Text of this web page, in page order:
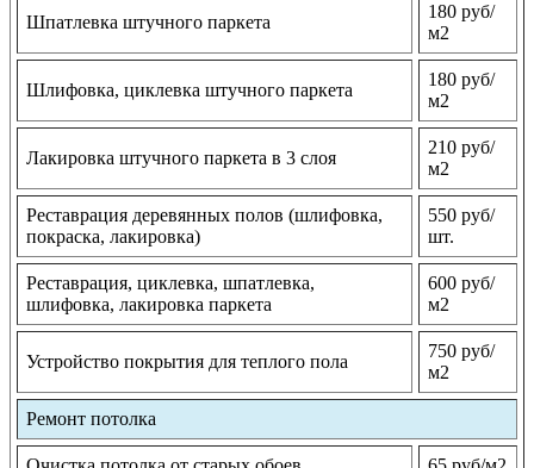
Шпатлевка штучного паркета
180 руб/
м2
Шлифовка, циклевка штучного паркета
180 руб/
м2
Лакировка штучного паркета в 3 слоя
210 руб/
м2
Реставрация деревянных полов (шлифовка,
покраска, лакировка)
550 руб/
шт.
Реставрация, циклевка, шпатлевка,
шлифовка, лакировка паркета
600 руб/
м2
Устройство покрытия для теплого пола
750 руб/
м2
Ремонт потолка